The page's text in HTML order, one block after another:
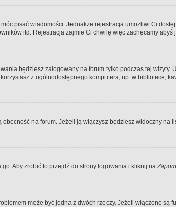
pisać wiadomości. Jednakże rejestracja umożliwi Ci
itd. Rejestracja zajmie Ci chwilę więc zachęcamy abyś
będziesz zalogowany na forum tylko podczas tej
z ogólnodostępnego komputera, np. w bibliotece,
na forum. Jeżeli ją włączysz będziesz widoczny
Aby zrobić to przejdź do strony logowania i kliknij na
może być jedna z dwóch rzeczy. Jeżeli włączone są